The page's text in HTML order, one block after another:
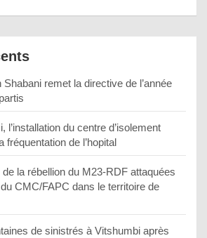
remet la directive de l’année
l’installation du centre d’isolement
fréquentation de l’hopital
la rébellion du M23-RDF attaquées
CMC/FAPC dans le territoire de
de sinistrés à Vitshumbi après